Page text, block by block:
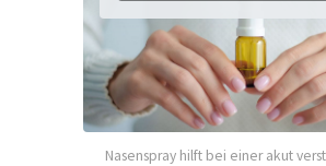
Nasenspray hilft bei einer akut